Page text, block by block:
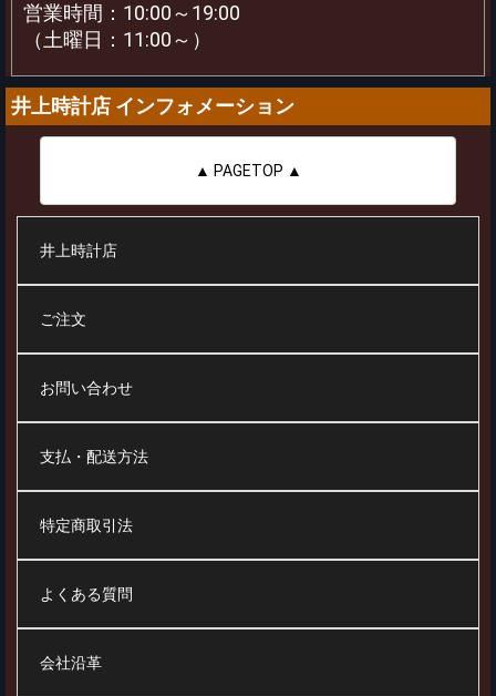
営業時間：10:00～19:00
（土曜日：11:00～）
井上時計店 インフォメーション
▲ PAGETOP ▲
井上時計店
ご注文
お問い合わせ
支払・配送方法
特定商取引法
よくある質問
会社沿革